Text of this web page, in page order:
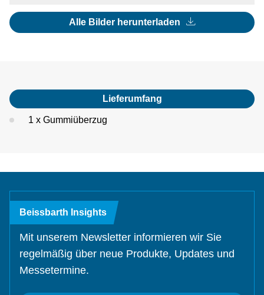
Alle Bilder herunterladen
Lieferumfang
1 x Gummiüberzug
Beissbarth Insights
Mit unserem Newsletter informieren wir Sie
regelmäßig über neue Produkte, Updates und
Messetermine.